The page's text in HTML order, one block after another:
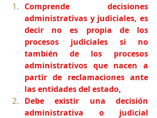
Comprende decisiones
administrativas y judiciales, es
decir no es propia de los
procesos judiciales si no
también de los procesos
administrativos que nacen a
partir de reclamaciones ante
las entidades del estado,
Debe existir una decisión